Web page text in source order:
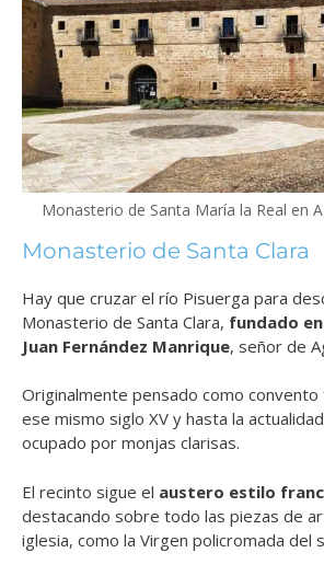
Monasterio de Santa María la Real en
Monasterio de Santa Clara
Hay que cruzar el río Pisuerga para
Monasterio de Santa Clara, fundado
Juan Fernández Manrique, señor de
Originalmente pensado como convento
ese mismo siglo XV y hasta la
ocupado por monjas clarisas.
El recinto sigue el austero estilo
destacando sobre todo las piezas de
iglesia, como la Virgen policromada del